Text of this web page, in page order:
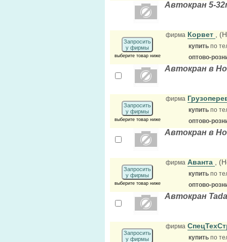
Автокран 5-
Запросить
у фирмы
выберите товар ниже
фирма Корвет ,
купить по
оптово-
Автокран в
Запросить
у фирмы
выберите товар ниже
фирма
купить по
оптово-
Автокран в
Запросить
у фирмы
выберите товар ниже
фирма Аванта ,
купить по
оптово-
Автокран
Запросить
у фирмы
фирма
купить по